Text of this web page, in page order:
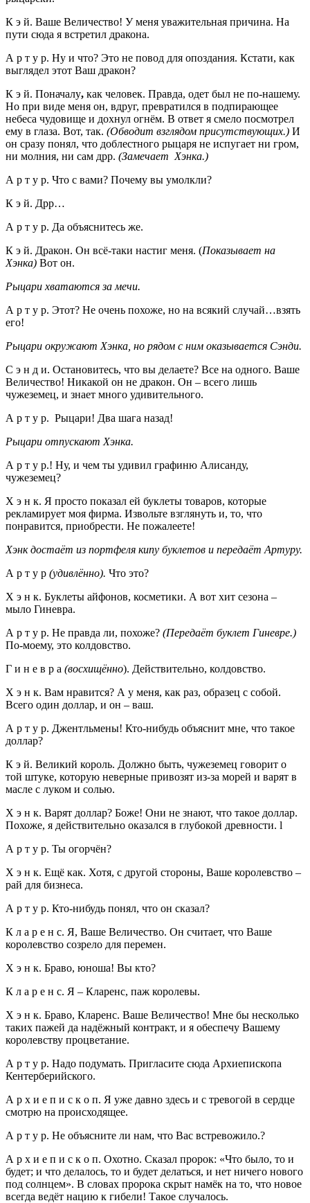
К э й. Ваше Величество! У меня уважительная причина. На
пути сюда я встретил дракона.
А р т у р. Ну и что? Это не повод для опоздания. Кстати, как
выглядел этот Ваш дракон?
К э й. Поначалу, как человек. Правда, одет был не по-нашему.
Но при виде меня он, вдруг, превратился в подпирающее
небеса чудовище и дохнул огнём. В ответ я смело посмотрел
ему в глаза. Вот, так. (Обводит взглядом присутствующих.) И
он сразу понял, что доблестного рыцаря не испугает ни гром,
ни молния, ни сам дрр. (Замечает Хэнка.)
А р т у р. Что с вами? Почему вы умолкли?
К э й. Дрр…
А р т у р. Да объяснитесь же.
К э й. Дракон. Он всё-таки настиг меня. (Показывает на
Хэнка) Вот он.
Рыцари хватаются за мечи.
А р т у р. Этот? Не очень похоже, но на всякий случай…взять
его!
Рыцари окружают Хэнка, но рядом с ним оказывается Сэнди.
С э н д и. Остановитесь, что вы делаете? Все на одного. Ваше
Величество! Никакой он не дракон. Он – всего лишь
чужеземец, и знает много удивительного.
А р т у р. Рыцари! Два шага назад!
Рыцари отпускают Хэнка.
А р т у р.! Ну, и чем ты удивил графиню Алисанду,
чужеземец?
Х э н к. Я просто показал ей буклеты товаров, которые
рекламирует моя фирма. Извольте взглянуть и, то, что
понравится, приобрести. Не пожалеете!
Хэнк достаёт из портфеля кипу буклетов и передаёт Артуру.
А р т у р (удивлённо). Что это?
Х э н к. Буклеты айфонов, косметики. А вот хит сезона –
мыло Гиневра.
А р т у р. Не правда ли, похоже? (Передаёт буклет Гиневре.)
По-моему, это колдовство.
Г и н е в р а (восхищённо). Действительно, колдовство.
Х э н к. Вам нравится? А у меня, как раз, образец с собой.
Всего один доллар, и он – ваш.
А р т у р. Джентльмены! Кто-нибудь объяснит мне, что такое
доллар?
К э й. Великий король. Должно быть, чужеземец говорит о
той штуке, которую неверные привозят из-за морей и варят в
масле с луком и солью.
Х э н к. Варят доллар? Боже! Они не знают, что такое доллар.
Похоже, я действительно оказался в глубокой древности. l
А р т у р. Ты огорчён?
Х э н к. Ещё как. Хотя, с другой стороны, Ваше королевство –
рай для бизнеса.
А р т у р. Кто-нибудь понял, что он сказал?
К л а р е н с. Я, Ваше Величество. Он считает, что Ваше
королевство созрело для перемен.
Х э н к. Браво, юноша! Вы кто?
К л а р е н с. Я – Кларенс, паж королевы.
Х э н к. Браво, Кларенс. Ваше Величество! Мне бы несколько
таких пажей да надёжный контракт, и я обеспечу Вашему
королевству процветание.
А р т у р. Надо подумать. Пригласите сюда Архиепископа
Кентерберийского.
А р х и е п и с к о п. Я уже давно здесь и с тревогой в сердце
смотрю на происходящее.
А р т у р. Не объясните ли нам, что Вас встревожило.?
А р х и е п и с к о п. Охотно. Сказал пророк: «Что было, то и
будет; и что делалось, то и будет делаться, и нет ничего нового
под солнцем». В словах пророка скрыт намёк на то, что новое
всегда ведёт нацию к гибели! Такое случалось.